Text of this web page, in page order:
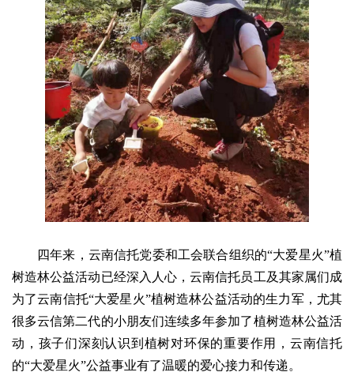
四年来，云南信托党委和工会联合组织的“大爱星火”植
树造林公益活动已经深入人心，云南信托员工及其家属们成
为了云南信托“大爱星火”植树造林公益活动的生力军，尤其
很多云信第二代的小朋友们连续多年参加了植树造林公益活
动，孩子们深刻认识到植树对环保的重要作用，云南信托
的“大爱星火”公益事业有了温暖的爱心接力和传递。